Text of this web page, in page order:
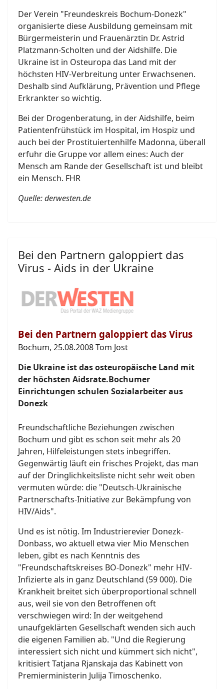
Der Verein "Freundeskreis Bochum-Donezk"
organisierte diese Ausbildung gemeinsam mit
Bürgermeisterin und Frauenärztin Dr. Astrid
Platzmann-Scholten und der Aidshilfe. Die
Ukraine ist in Osteuropa das Land mit der
höchsten HIV-Verbreitung unter Erwachsenen.
Deshalb sind Aufklärung, Prävention und Pflege
Erkrankter so wichtig.
Bei der Drogenberatung, in der Aidshilfe, beim
Patientenfrühstück im Hospital, im Hospiz und
auch bei der Prostituiertenhilfe Madonna, überall
erfuhr die Gruppe vor allem eines: Auch der
Mensch am Rande der Gesellschaft ist und bleibt
ein Mensch. FHR
Quelle: derwesten.de
Bei den Partnern galoppiert das
Virus - Aids in der Ukraine
Bei den Partnern galoppiert das Virus
Bochum, 25.08.2008 Tom Jost
Die Ukraine ist das osteuropäische Land mit
der höchsten Aidsrate.Bochumer
Einrichtungen schulen Sozialarbeiter aus
Donezk
Freundschaftliche Beziehungen zwischen
Bochum und gibt es schon seit mehr als 20
Jahren, Hilfeleistungen stets inbegriffen.
Gegenwärtig läuft ein frisches Projekt, das man
auf der Dringlichkeitsliste nicht sehr weit oben
vermuten würde: die "Deutsch-Ukrainische
Partnerschafts-Initiative zur Bekämpfung von
HIV/Aids".
Und es ist nötig. Im Industrierevier Donezk-
Donbass, wo aktuell etwa vier Mio Menschen
leben, gibt es nach Kenntnis des
"Freundschaftskreises BO-Donezk" mehr HIV-
Infizierte als in ganz Deutschland (59 000). Die
Krankheit breitet sich überproportional schnell
aus, weil sie von den Betroffenen oft
verschwiegen wird: In der weitgehend
unaufgeklärten Gesellschaft wenden sich auch
die eigenen Familien ab. "Und die Regierung
interessiert sich nicht und kümmert sich nicht",
kritisiert Tatjana Rjanskaja das Kabinett von
Premierministerin Julija Timoschenko.